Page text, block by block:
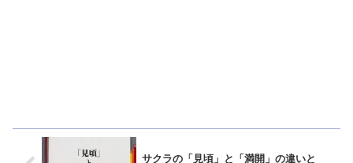
サクラの「見頃」と「満開」の違いと